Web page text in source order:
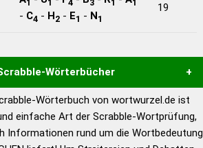
1 1 4 3 1 1
- C4 - H2- E1 - N1
19
Wörterbücher
liefert mit Hilfe eines semantischen
Algorithmus gute Anhaltspunkte zu
Worttrennung und Wortform, um die
Wörterbuch von wortwurzel.de ist
einfache Art der Scrabble-Wortprüfung,
Informationen rund um die Wortbedeutung